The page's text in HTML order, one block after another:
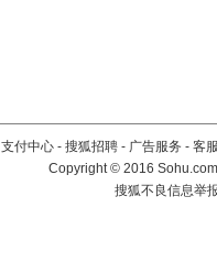
支付中心 - 搜狐招聘 - 广告服务 - 客
Copyright©2016
搜狐不良信息举